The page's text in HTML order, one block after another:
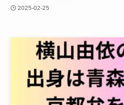
2025-02-25